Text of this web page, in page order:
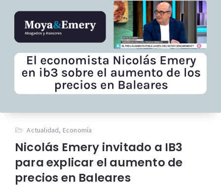
Actualidad, Economía
Nicolás Emery invitado a IB3
para explicar el aumento de
precios en Baleares